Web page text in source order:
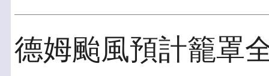
德姆颱風預計籠罩